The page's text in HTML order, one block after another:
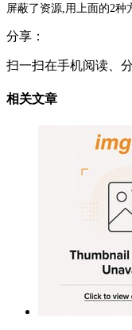
屏蔽了资源,用上面的2种
分享：
扫一扫在手机阅读、
相关文章